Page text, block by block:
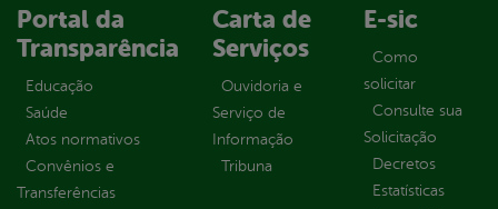
Portal da
Transparência
Educação
Saúde
Atos normativos
Convênios e
Transferências
Carta de
Serviços
Ouvidoria e
Serviço de
Informação
Tribuna
E-sic
Como
solicitar
Consulte sua
Solicitação
Decretos
Estatísticas